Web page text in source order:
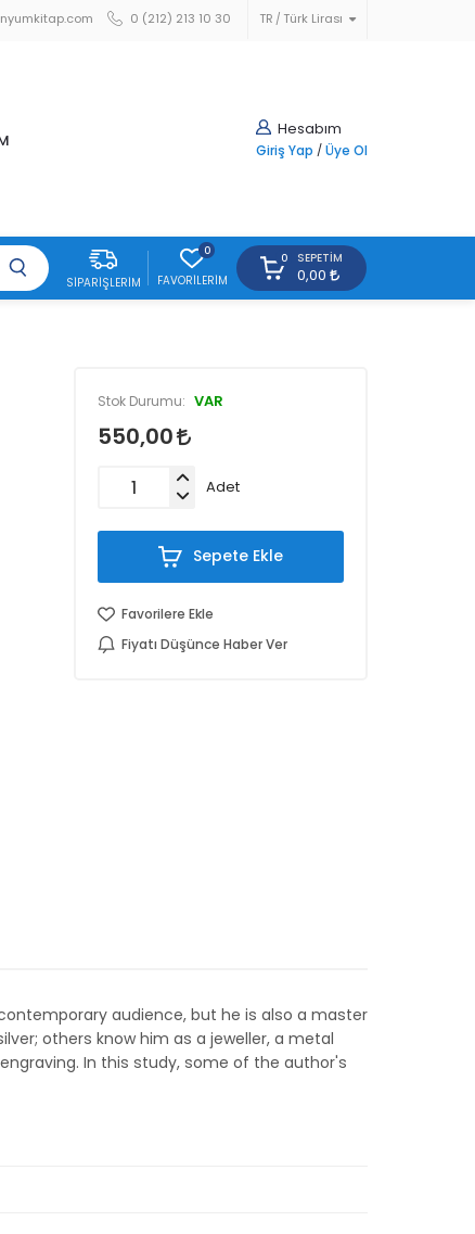
TR Türk Lirası
0 (212) 213 10 30
Hesabım
Giriş Yap / Üye Ol
SIPARIŞLERIM
0
FAVORILERIM
0 SEPETIM
0,00
Stok Durumu: VAR
550,00
Adet
Sepete Ekle
Favorilere Ekle
Fiyatı Düşünce Haber Ver
audience, but he is also a master
others know him as a jeweller, a metal
In this study, some of the author's